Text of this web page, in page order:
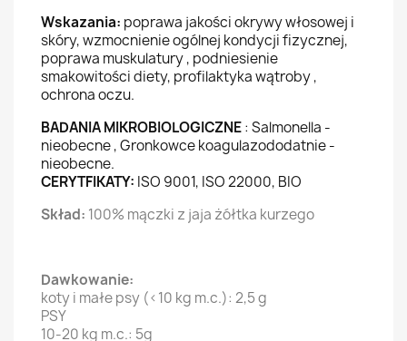
Wskazania: poprawa jakości okrywy włosowej i
skóry, wzmocnienie ogólnej kondycji fizycznej,
poprawa muskulatury , podniesienie
smakowitości diety, profilaktyka wątroby ,
ochrona oczu.
BADANIA MIKROBIOLOGICZNE: Salmonella -
nieobecne , Gronkowce koagulazododatnie -
nieobecne.
CERYTFIKATY: ISO 9001, ISO 22000, BIO
Skład: 100% mączki z jaja żółtka kurzego
Dawkowanie:
koty i małe psy (<10 kg m.c.): 2,5 g
PSY
10-20 kg m.c.: 5g